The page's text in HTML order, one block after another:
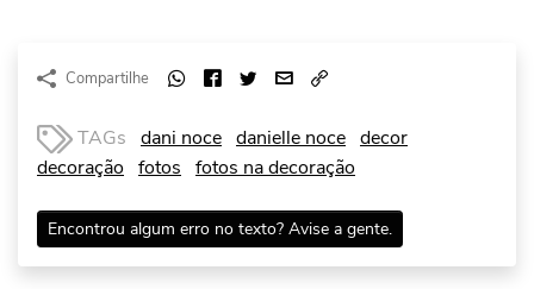
Compartilhe
TAGs dani noce danielle noce decor
decoração fotos fotos na decoração
Encontrou algum erro no texto? Avise a gente.